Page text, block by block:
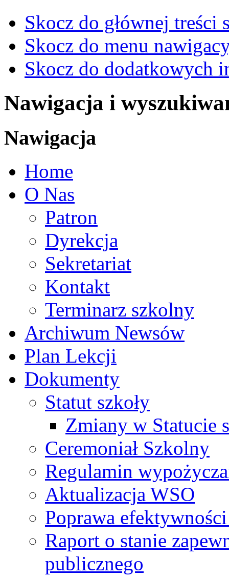
Skocz do głównej treści
Skocz do menu
Skocz do dodatkowych
Nawigacja i
Nawigacja
Home
O Nas
Patron
Dyrekcja
Sekretariat
Kontakt
Terminarz szkolny
Archiwum Newsów
Plan Lekcji
Dokumenty
Statut szkoły
Zmiany w Statucie
Ceremoniał Szkolny
Regulamin
Aktualizacja WSO
Poprawa
Raport o stanie
publicznego